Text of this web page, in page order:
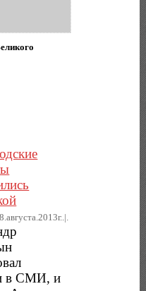
в СМИ, и